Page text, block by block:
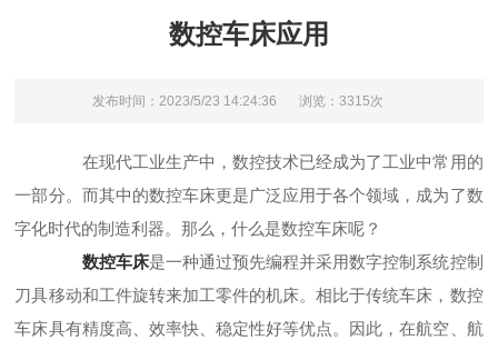
数控车床应用
发布时间：2023/5/23 14:24:36 浏览：3315次
在现代工业生产中，数控技术已经成为了工业中常用的
一部分。而其中的数控车床更是广泛应用于各个领域，成为了数
字化时代的制造利器。那么，什么是数控车床呢？
数控车床是一种通过预先编程并采用数字控制系统控制
刀具移动和工件旋转来加工零件的机床。相比于传统车床，数控
车床具有精度高、效率快、稳定性好等优点。因此，在航空、航